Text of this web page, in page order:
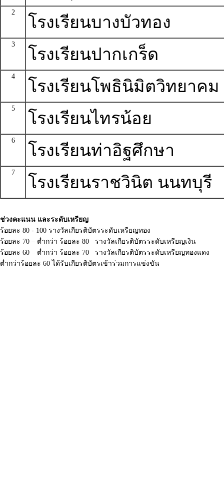
2
โรงเรียนบางบัวทอง
3
โรงเรียนปากเกร็ด
4
โรงเรียนโพธินิมิตวิทยาคม
5
โรงเรียนไทรน้อย
6
โรงเรียนท่าอิฐศึกษา
7
โรงเรียนราชวินิต นนทบุรี
ช่วงคะแนน และระดับเหรียญ
ร้อยละ 80 - 100 รางวัลเกียรติบัตรระดับเหรียญทอง
ร้อยละ 70 – ต่ำกว่า ร้อยละ 80 รางวัลเกียรติบัตรระดับเหรียญเงิน
ร้อยละ 60 – ต่ำกว่า ร้อยละ 70 รางวัลเกียรติบัตรระดับเหรียญทองแดง
ต่ำกว่าร้อยละ 60 ได้รับเกียรติบัตรเข้าร่วมการแข่งขัน